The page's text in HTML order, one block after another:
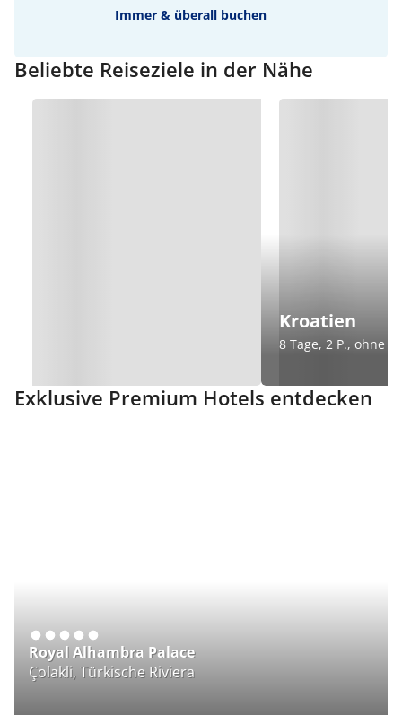
Immer & überall buchen
Beliebte Reiseziele in der Nähe
Kroatien
8 Tage, 2 P., ohne
Exklusive Premium Hotels entdecken
Royal Alhambra Palace
Çolakli, Türkische Riviera